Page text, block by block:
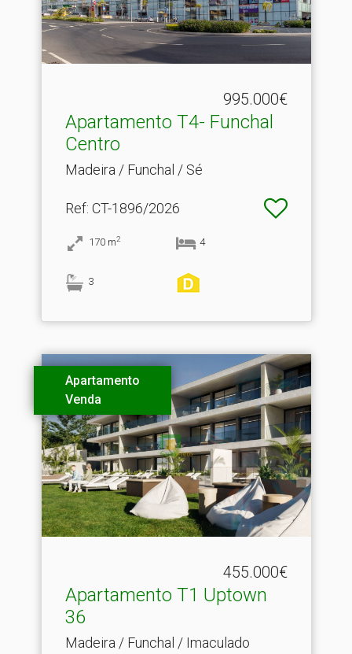
995.000€
Apartamento T4- Funchal
Centro
Madeira / Funchal / Sé
Ref: CT-1896/2026
170 m2 4
3
Apartamento
Venda
455.000€
Apartamento T1 Uptown
36
Madeira / Funchal / Imaculado